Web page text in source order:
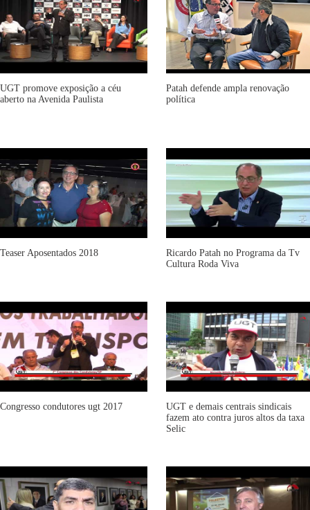
UGT promove exposição a céu
aberto na Avenida Paulista
Patah defende ampla renovação
política
Teaser Aposentados 2018
Ricardo Patah no Programa da Tv
Cultura Roda Viva
Congresso condutores ugt 2017
UGT e demais centrais sindicais
fazem ato contra juros altos da taxa
Selic